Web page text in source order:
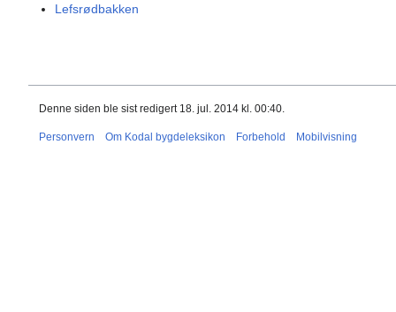
Lefsrødbakken
Denne siden ble sist redigert 18. jul. 2014 kl. 00:40.
Personvern Om Kodal bygdeleksikon Forbehold Mobilvisning